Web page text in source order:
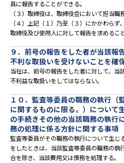
員に報告することができる。
（３）取締役は、取締役会において担当職
（４）上記（１）乃至（３）にかかわら
取締役及び使用人に対して報告を求めるこ
９．前号の報告をした者が当該報
不利な取扱いを受けないことを確
当社は、前号の報告をした者に対して、当
不利益な取扱いをしてはならない。
１０．監査等委員の職務の執行（
に関するものに限る。）について
の手続きその他の当該職務の執行
務の処理に係る方針に関する事項
監査等委員がその職務の執行について生じ
をしたときは、当該監査等委員の職務の執
合を除き、当該費用又は債務を処理する。